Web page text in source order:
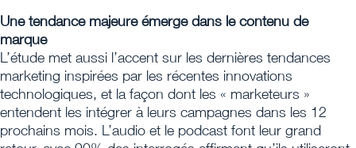
Une tendance majeure émerge dans le contenu de
marque
L’étude met aussi l’accent sur les dernières tendances
marketing inspirées par les récentes innovations
technologiques, et la façon dont les « marketeurs »
entendent les intégrer à leurs campagnes dans les 12
prochains mois. L’audio et le podcast font leur grand